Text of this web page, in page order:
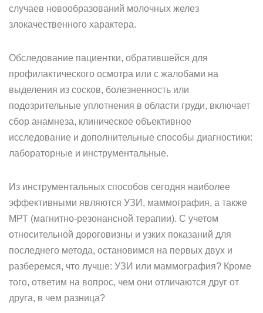
случаев новообразований молочных желез
злокачественного характера.
Обследование пациентки, обратившейся для
профилактического осмотра или с жалобами на
выделения из сосков, болезненность или
подозрительные уплотнения в области груди, включает
сбор анамнеза, клиническое объективное
исследование и дополнительные способы диагностики:
лабораторные и инструментальные.
Из инструментальных способов сегодня наиболее
эффективными являются УЗИ, маммография, а также
МРТ (магнитно-резонансной терапии). С учетом
относительной дороговизны и узких показаний для
последнего метода, остановимся на первых двух и
разберемся, что лучше: УЗИ или маммография? Кроме
того, ответим на вопрос, чем они отличаются друг от
друга, в чем разница?